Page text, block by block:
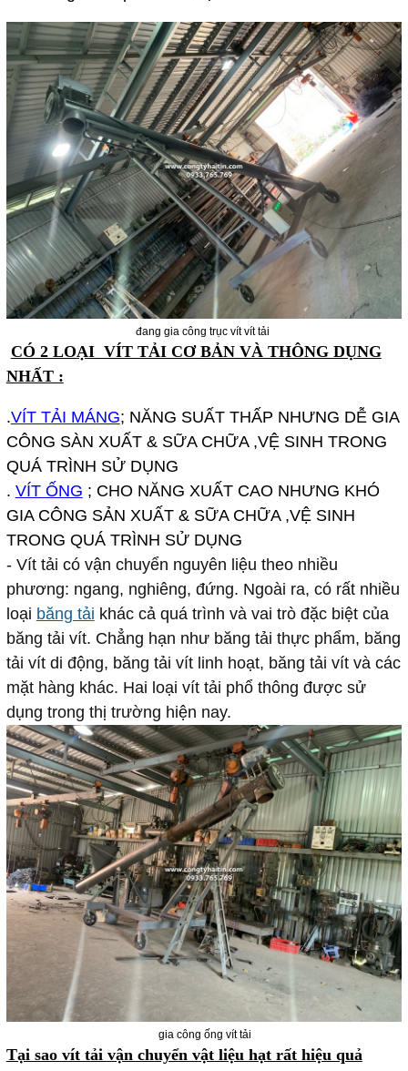
đang gia công trục vít vít tải
CÓ 2 LOẠI VÍT TẢI CƠ BẢN VÀ THÔNG DỤNG
NHẤT :
.VÍT TẢI MÁNG; NĂNG SUẤT THẤP NHƯNG DỄ GIA
CÔNG SÀN XUẤT & SỮA CHỮA ,VỆ SINH TRONG
QUÁ TRÌNH SỬ DỤNG
. VÍT ỐNG ; CHO NĂNG XUẤT CAO NHƯNG KHÓ
GIA CÔNG SẢN XUẤT & SỮA CHỮA ,VỆ SINH
TRONG QUÁ TRÌNH SỬ DỤNG
- Vít tải có vận chuyển nguyên liệu theo nhiều
phương: ngang, nghiêng, đứng. Ngoài ra, có rất nhiều
loại băng tải khác cả quá trình và vai trò đặc biệt của
băng tải vít. Chẳng hạn như băng tải thực phẩm, băng
tải vít di động, băng tải vít linh hoạt, băng tải vít và các
mặt hàng khác. Hai loại vít tải phổ thông được sử
dụng trong thị trường hiện nay.
gia công ống vít tải
Tại sao vít tải vận chuyển vật liệu hạt rất hiệu quả